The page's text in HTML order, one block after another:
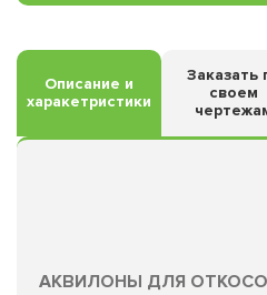
Описание и
харакетристики
Заказать
своем
АКBИЛOHЫ ДЛЯ